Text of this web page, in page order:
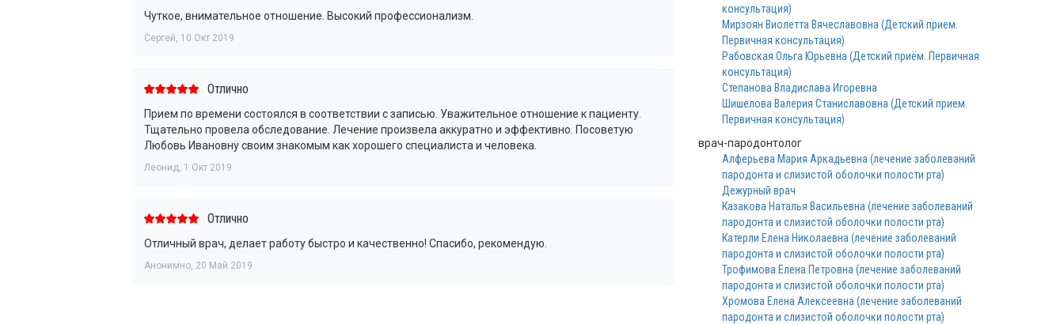
Чуткое, внимательное отношение. Высокий профессионализм.
Сергей, 10 Окт 2019
Отлично
Прием по времени состоялся в соответствии с записью. Уважительное отношение к пациенту.
Тщательно провела обследование. Лечение произвела аккуратно и эффективно. Посоветую
Любовь Ивановну своим знакомым как хорошего специалиста и человека.
Леонид, 1 Окт 2019
Отлично
Отличный врач, делает работу быстро и качественно! Спасибо, рекомендую.
Анонимно, 20 Май 2019
консультация)
Мирзоян Виолетта Вячеславовна (Детский прием.
Первичная консультация)
Рабовская Ольга Юрьевна (Детский приём. Первичная
консультация)
Степанова Владислава Игоревна
Шишелова Валерия Станиславовна (Детский прием.
Первичная консультация)
врач-пародонтолог
Алферьева Мария Аркадьевна (лечение заболеваний
пародонта и слизистой оболочки полости рта)
Дежурный врач
Казакова Наталья Васильевна (лечение заболеваний
пародонта и слизистой оболочки полости рта)
Катерли Елена Николаевна (лечение заболеваний
пародонта и слизистой оболочки полости рта)
Трофимова Елена Петровна (лечение заболеваний
пародонта и слизистой оболочки полости рта)
Хромова Елена Алексеевна (лечение заболеваний
пародонта и слизистой оболочки полости рта)